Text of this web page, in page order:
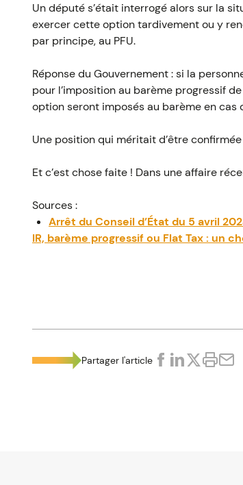
Un député s’était interrogé alors sur la
exercer cette option tardivement ou y
par principe, au PFU.
Réponse du Gouvernement : si la
pour l’imposition au barème progressif
option seront imposés au barème en
Une position qui méritait d’être
Et c’est chose faite ! Dans une affaire
Sources :
Arrêt du Conseil d’État du 5 avril
IR, barème progressif ou Flat Tax : un
Partager l'article